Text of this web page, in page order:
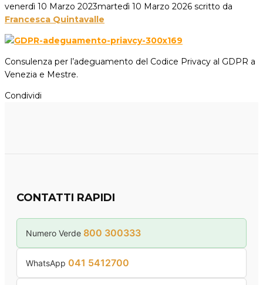
venerdì 10 Marzo 2023martedì 10 Marzo 2026 scritto da
Francesca Quintavalle
Consulenza per l’adeguamento del Codice Privacy al GDPR a
Venezia e Mestre.
Condividi
CONTATTI RAPIDI
Numero Verde 800 300333
WhatsApp 041 5412700